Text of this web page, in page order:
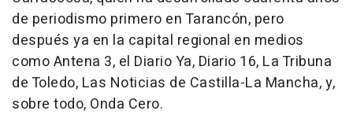
de periodismo primero en Tarancón, pero
después ya en la capital regional en medios
como Antena 3, el Diario Ya, Diario 16, La Tribuna
de Toledo, Las Noticias de Castilla-La Mancha, y,
sobre todo, Onda Cero.